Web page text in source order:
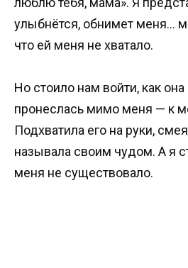
улыбнётся, обнимет меня…
что ей меня не хватало.
Но стоило нам войти, как она
пронеслась мимо меня — к
Подхватила его на руки,
называла своим чудом. А я
меня не существовало.